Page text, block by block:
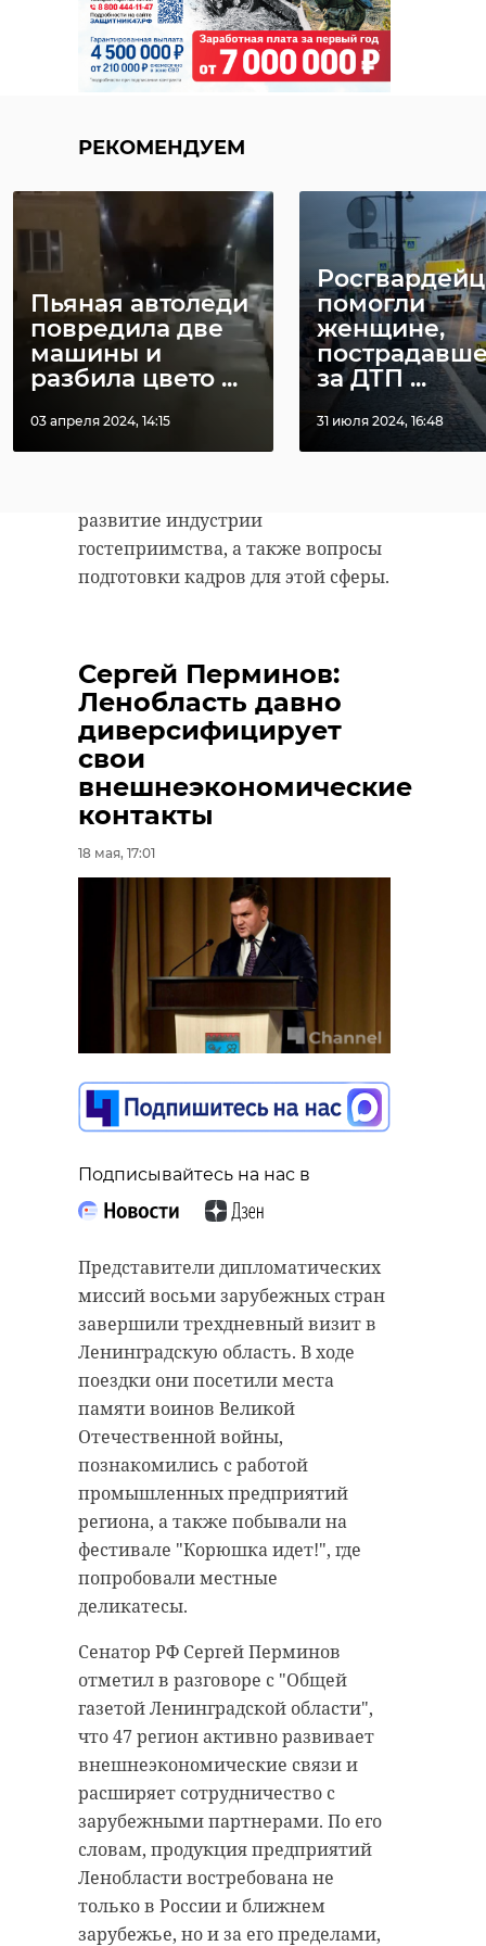
РЕКОМЕНДУЕМ
Пьяная автоледи
повредила две
машины и
разбила цвето ...
03 апреля 2024, 14:15
помогли
женщине,
за ДТП ...
31 июля 2024, 16:48
Сергей Перминов:
Ленобласть давно
диверсифицирует
свои
внешнеэкономические
контакты
18 мая, 17:01
Подписывайтесь на нас в
Представители дипломатических
миссий восьми зарубежных стран
завершили трехдневный визит в
Ленинградскую область. В ходе
поездки они посетили места
памяти воинов Великой
Отечественной войны,
познакомились с работой
промышленных предприятий
региона, а также побывали на
фестивале "Корюшка идет!", где
попробовали местные
деликатесы.
Сенатор РФ Сергей Перминов
отметил в разговоре с "Общей
газетой Ленинградской области",
что 47 регион активно развивает
внешнеэкономические связи и
расширяет сотрудничество с
зарубежными партнерами. По его
словам, продукция предприятий
Ленобласти востребована не
только в России и ближнем
зарубежье, но и за его пределами,
Санкт-Петербурге и
Ленинградской области Александр
Марков отметил, что в 47 регионе
кухне и старинным рецептам. По
его словам, в разных районах
Ленобласти сохраняются
собственные гастрономические
традиции, на которые также
повлияли соседние страны, а
рестораторы и шеф-повара сегодня
активно возрождают эти
особенности.
также обсудили, как гастрономия
развитие индустрии
гостеприимства, а также вопросы
подготовки кадров для этой сферы.
Фото: 47 канал
петербург
международная
гастрономическая ассамблея
Поделиться статьей: